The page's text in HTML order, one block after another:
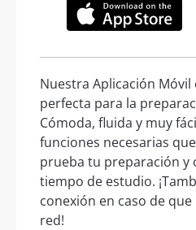
Nuestra Aplicación
perfecta para la
Cómoda, fluida y muy
funciones necesarias
prueba tu preparación y
tiempo de estudio.
conexión en caso de
red!